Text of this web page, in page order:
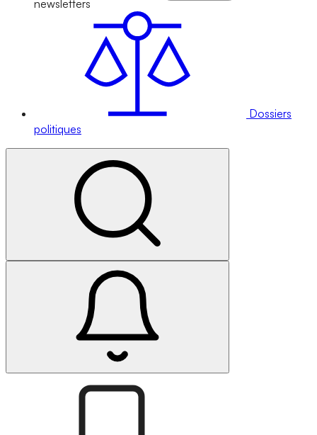
newsletters
Dossiers
politiques